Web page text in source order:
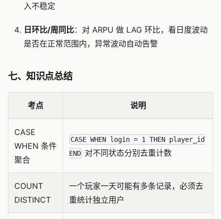
入不稳定
日环比/周同比：对 ARPU 做 LAG 环比，看日度波动
是否在正常范围内，异常波动自动告警
七、知识点总结
考点 说明
CASE
WHEN 条件
聚合
CASE WHEN login = 1 THEN player_id
END 对不同状态分别去重计数
COUNT
DISTINCT
一个玩家一天可能有多条记录，必须去
重统计独立用户